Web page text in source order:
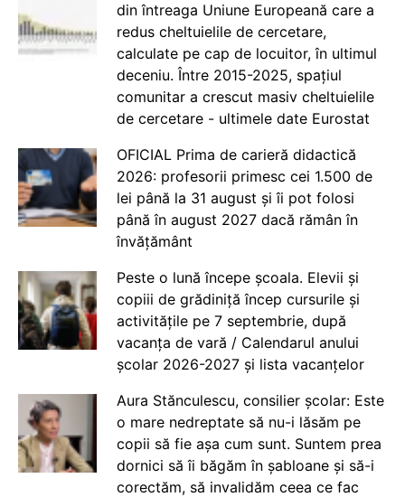
din întreaga Uniune Europeană care a
redus cheltuielile de cercetare,
calculate pe cap de locuitor, în ultimul
deceniu. Între 2015-2025, spațiul
comunitar a crescut masiv cheltuielile
de cercetare - ultimele date Eurostat
OFICIAL Prima de carieră didactică
2026: profesorii primesc cei 1.500 de
lei până la 31 august și îi pot folosi
până în august 2027 dacă rămân în
învățământ
Peste o lună începe școala. Elevii și
copiii de grădiniță încep cursurile și
activitățile pe 7 septembrie, după
vacanța de vară / Calendarul anului
școlar 2026-2027 și lista vacanțelor
Aura Stănculescu, consilier școlar: Este
o mare nedreptate să nu-i lăsăm pe
copii să fie așa cum sunt. Suntem prea
dornici să îi băgăm în șabloane și să-i
corectăm, să invalidăm ceea ce fac